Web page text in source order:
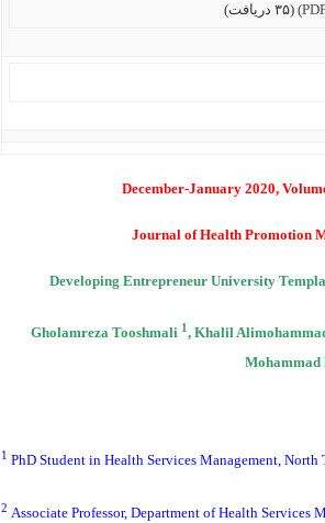
(۳۵ دریافت)
December-January 2020,
Journal of Health Promotion
Developing Entrepreneur University
Gholamreza Tooshmali 1, Khalil
1 PhD Student in Health Services Management,
2 Associate Professor, Department of Health Services